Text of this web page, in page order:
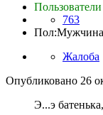
Пользователи
763
Пол:Мужчина
Жалоба
Опубликовано 26
Э...э